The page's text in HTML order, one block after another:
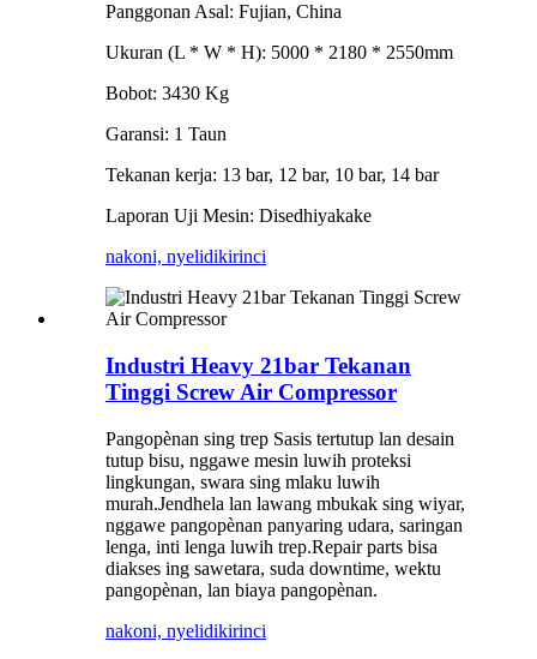
Panggonan Asal: Fujian, China
Ukuran (L * W * H): 5000 * 2180 * 2550mm
Bobot: 3430 Kg
Garansi: 1 Taun
Tekanan kerja: 13 bar, 12 bar, 10 bar, 14 bar
Laporan Uji Mesin: Disedhiyakake
nakoni, nyelidikirinci
Industri Heavy 21bar Tekanan
Tinggi Screw Air Compressor
Pangopènan sing trep Sasis tertutup lan desain
tutup bisu, nggawe mesin luwih proteksi
lingkungan, swara sing mlaku luwih
murah.Jendhela lan lawang mbukak sing wiyar,
nggawe pangopènan panyaring udara, saringan
lenga, inti lenga luwih trep.Repair parts bisa
diakses ing sawetara, suda downtime, wektu
pangopènan, lan biaya pangopènan.
nakoni, nyelidikirinci